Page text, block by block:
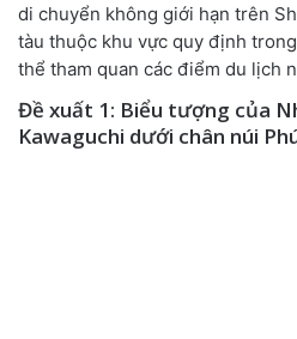
di chuyển không giới hạn trên
tàu thuộc khu vực quy định
thể tham quan các điểm du lịch
Đề xuất 1: Biểu tượng của
Kawaguchi dưới chân núi